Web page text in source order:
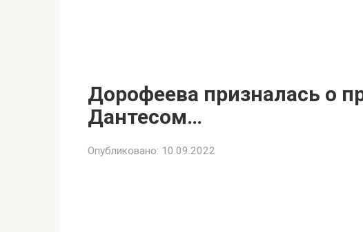
Дорофеева призналась о
Дантесом…
Опубликовано: 10.09.2022